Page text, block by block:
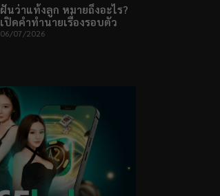
ฝันว่าแท้งลูก หมายถึงอะไร?
เปิดคำทำนายเรื่องรอบตัว
06/07/2026